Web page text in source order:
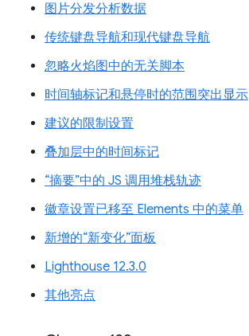
图片分发分析数据
传统键盘导航和现代键盘导航
忽略火焰图中的无关脚本
时间轴标记和悬停时的范围突出显示
建议的限制设置
叠加层中的时间标记
“摘要”中的 JS 调用堆栈轨迹
徽章设置已移至 Elements 中的菜单
新增的“新变化”面板
Lighthouse 12.3.0
其他亮点